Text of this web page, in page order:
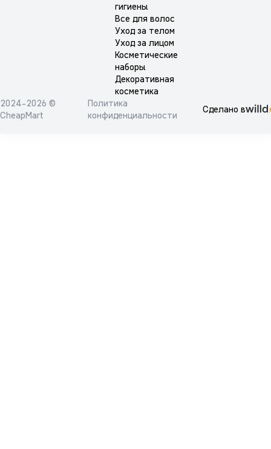
гигиены
Все для волос
Уход за телом
Уход за лицом
Косметические
наборы
Декоративная
косметика
2024-2026 ©
CheapMart
Политика
конфиденциальности
Сделано в